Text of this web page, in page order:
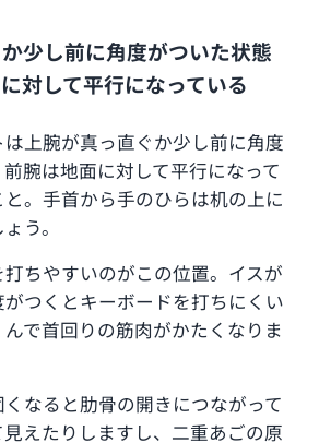
少し前に角度がついた状態
対して平行になっている
上腕が真っ直ぐか少し前に角度
腕は地面に対して平行になって
。手首から手のひらは机の上に
う。
ちやすいのがこの位置。イスが
つくとキーボードを打ちにくい
で首回りの筋肉がかたくなりま
なると肋骨の開きにつながって
えたりしますし、二重あごの原